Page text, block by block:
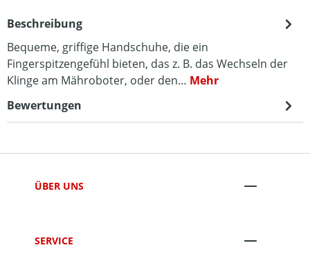
Beschreibung
Bequeme, griffige Handschuhe, die ein
Fingerspitzengefühl bieten, das z. B. das Wechseln der
Klinge am Mähroboter, oder den… Mehr
Bewertungen
ÜBER UNS
SERVICE